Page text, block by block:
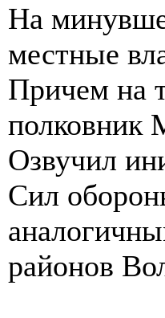
На
местные
Причем на
полковник
Озвучил
Сил
районов